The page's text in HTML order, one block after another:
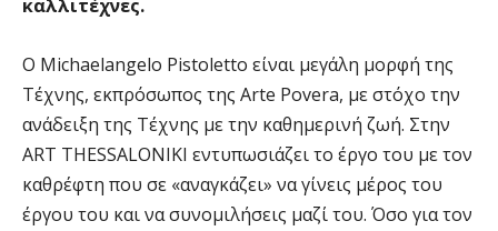
καλλιτέχνες.
Ο Michaelangelo Pistoletto είναι μεγάλη μορφή της
Τέχνης, εκπρόσωπος της Arte Povera, με στόχο την
ανάδειξη της Τέχνης με την καθημερινή ζωή. Στην
ART THESSALONIKI εντυπωσιάζει το έργο του με τον
καθρέφτη που σε «αναγκάζει» να γίνεις μέρος του
έργου του και να συνομιλήσεις μαζί του. Όσο για τον